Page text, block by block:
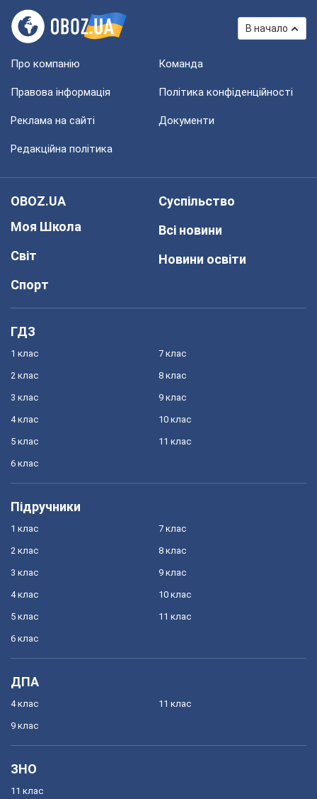
В начало
Про компанію Команда
Правова інформація Політика конфіденційності
Реклама на сайті Документи
Редакційна політика
OBOZ.UA
Моя Школа
Світ
Спорт
Суспільство
Всі новини
Новини освіти
ГДЗ
1 клас
2 клас
3 клас
4 клас
5 клас
6 клас
7 клас
8 клас
9 клас
10 клас
11 клас
Підручники
1 клас
2 клас
3 клас
4 клас
5 клас
6 клас
7 клас
8 клас
9 клас
10 клас
11 клас
ДПА
4 клас
9 клас
11 клас
ЗНО
11 клас